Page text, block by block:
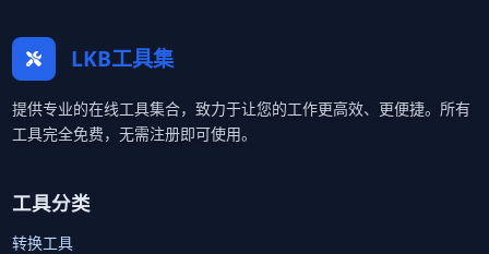
LKB工具集
提供专业的在线工具集合，致力于让您的工作更高效、更便捷。所有
工具完全免费，无需注册即可使用。
工具分类
转换工具